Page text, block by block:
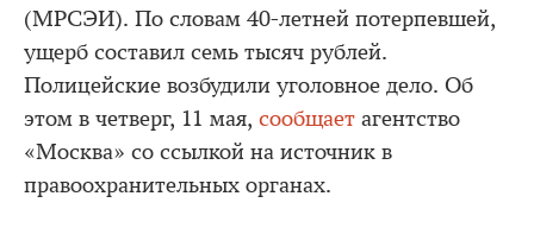
(МРСЭИ). По словам 40-летней потерпевшей,
ущерб составил семь тысяч рублей.
Полицейские возбудили уголовное дело. Об
этом в четверг, 11 мая, сообщает агентство
«Москва» со ссылкой на источник в
правоохранительных органах.